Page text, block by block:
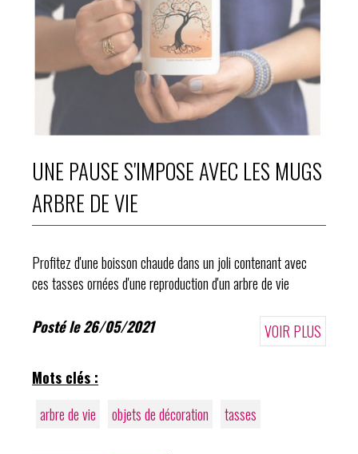
UNE PAUSE S'IMPOSE AVEC LES MUGS
ARBRE DE VIE
Profitez d'une boisson chaude dans un joli contenant avec
ces tasses ornées d'une reproduction d'un arbre de vie
Posté le 26/05/2021 VOIR PLUS
Mots clés :
arbre de vie
objets de décoration tasses